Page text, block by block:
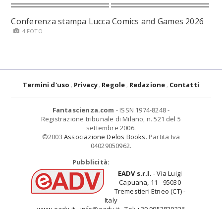
Conferenza stampa Lucca Comics and Games 2026
4 FOTO
Termini d'uso Privacy Regole Redazione Contatti
Fantascienza.com - ISSN 1974-8248 -
Registrazione tribunale di Milano, n. 521 del 5
settembre 2006.
©2003 Associazione Delos Books. Partita Iva
04029050962.
Pubblicità:
EADV s.r.l. - Via Luigi
Capuana, 11 - 95030
Tremestieri Etneo (CT) -
Italy